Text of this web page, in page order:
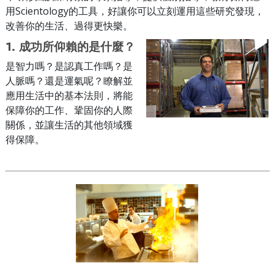
用Scientology的工具，好讓你可以立刻運用這些研究發現，
改善你的生活、過得更快樂。
1. 成功所仰賴的是什麼？
是智力嗎？是認真工作嗎？是
人脈嗎？還是運氣呢？瞭解並
應用生活中的基本法則，將能
保障你的工作、鞏固你的人際
關係，並讓生活的其他領域獲
得保障。